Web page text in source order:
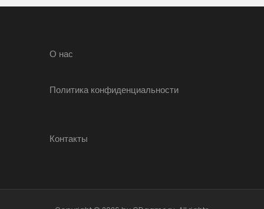
О нас
Политика конфиденциальности
Контакты